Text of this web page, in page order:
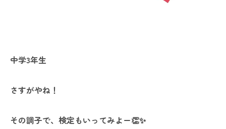
中学3年生
さすがやね！
その調子で、検定もいってみよー👏✨